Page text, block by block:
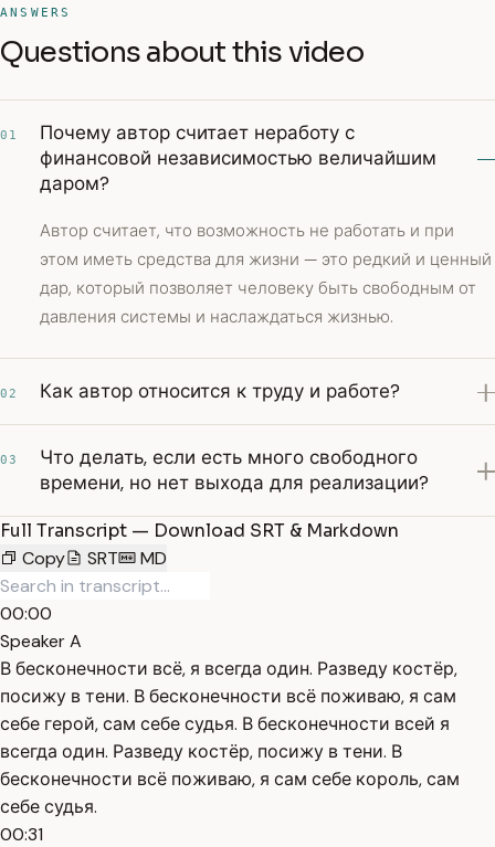
ANSWERS
Questions about this video
01
Почему автор считает неработу с
финансовой независимостью величайшим
даром?
Автор считает, что возможность не работать и при
этом иметь средства для жизни — это редкий и ценный
дар, который позволяет человеку быть свободным от
давления системы и наслаждаться жизнью.
02 Как автор относится к труду и работе?
03
Что делать, если есть много свободного
времени, но нет выхода для реализации?
Full Transcript — Download SRT & Markdown
Copy
SRT MD
00:00
Speaker A
В бесконечности всё, я всегда один. Разведу костёр,
посижу в тени. В бесконечности всё поживаю, я сам
себе герой, сам себе судья. В бесконечности всей я
всегда один. Разведу костёр, посижу в тени. В
бесконечности всё поживаю, я сам себе король, сам
себе судья.
00:31